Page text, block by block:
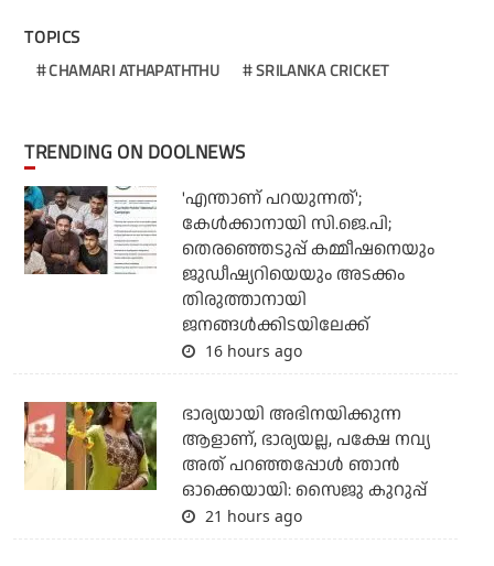
TOPICS
CHAMARI ATHAPATHTHU SRILANKA CRICKET
TRENDING ON DOOLNEWS
'എന്താണ് പറയുന്നത്';
കേള്‍ക്കാനായി സി.ജെ.പി;
തെരഞ്ഞെടുപ്പ് കമ്മീഷനെയും
ജുഡീഷ്യറിയെയും അടക്കം
തിരുത്താനായി
ജനങ്ങള്‍ക്കിടയിലേക്ക്
16 hours ago
ഭാര്യയായി അഭിനയിക്കുന്ന
ആളാണ്, ഭാര്യയല്ല, പക്ഷേ നവ്യ
അത് പറഞ്ഞപ്പോള്‍ ഞാന്‍
ഓക്കെയായി: സൈജു കുറുപ്പ്
21 hours ago